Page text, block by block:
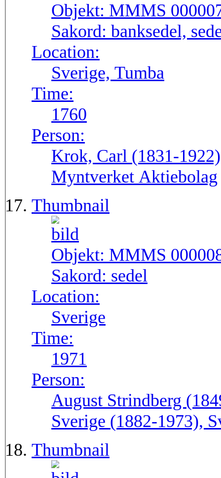
Objekt: MMMS
Sakord: banksedel,
Location:
Sverige, Tumba
Time:
1760
Person:
Krok, Carl (1831-
Myntverket Aktiebolag
Thumbnail
Objekt: MMMS
Sakord: sedel
Location:
Sverige
Time:
1971
Person:
August Strindberg
Sverige (1882-1973),
Thumbnail